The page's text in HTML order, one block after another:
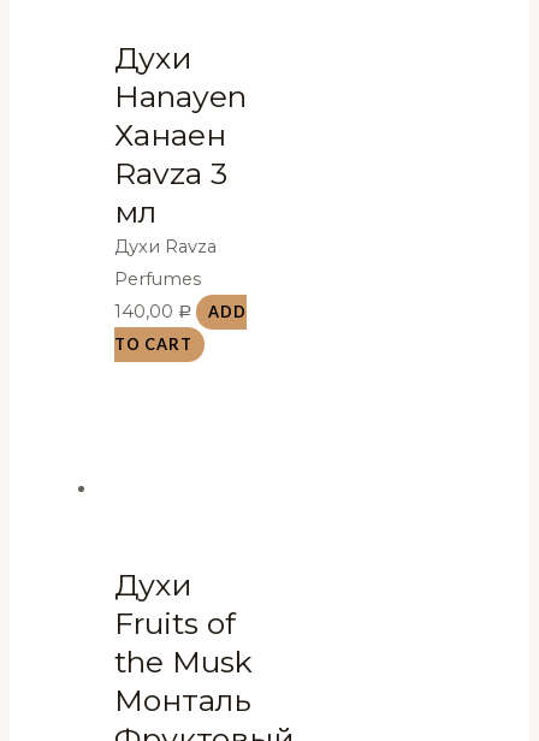
Духи
Hanayen
Ханаен
Ravza 3
мл
Духи Ravza
Perfumes
140,00 Р
ADD
TO CART
Духи
Fruits of
the Musk
Монталь